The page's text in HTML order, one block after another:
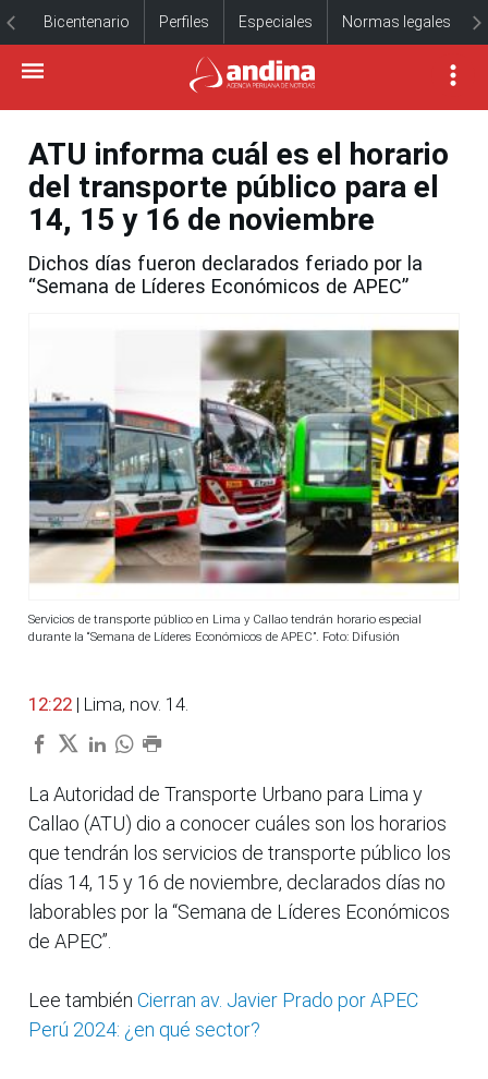
Bicentenario Perfiles Especiales Normas legales
ATU informa cuál es el horario
del transporte público para el
14, 15 y 16 de noviembre
Dichos días fueron declarados feriado por la
“Semana de Líderes Económicos de APEC”
Servicios de transporte público en Lima y Callao tendrán horario especial
durante la “Semana de Líderes Económicos de APEC”. Foto: Difusión
12:22 | Lima, nov. 14.
La Autoridad de Transporte Urbano para Lima y
Callao (ATU) dio a conocer cuáles son los horarios
que tendrán los servicios de transporte público los
días 14, 15 y 16 de noviembre, declarados días no
laborables por la “Semana de Líderes Económicos
de APEC”.
Lee también Cierran av. Javier Prado por APEC
Perú 2024: ¿en qué sector?